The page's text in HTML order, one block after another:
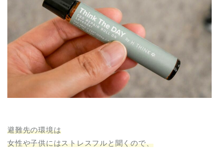
避難先の環境は
女性や子供にはストレスフルと聞くので、